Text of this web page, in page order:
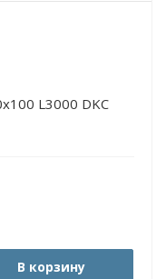
L3000 DKC
В корзину